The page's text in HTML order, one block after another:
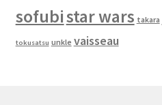
sofubistar wars takara
tokusatsu unkle vaisseau